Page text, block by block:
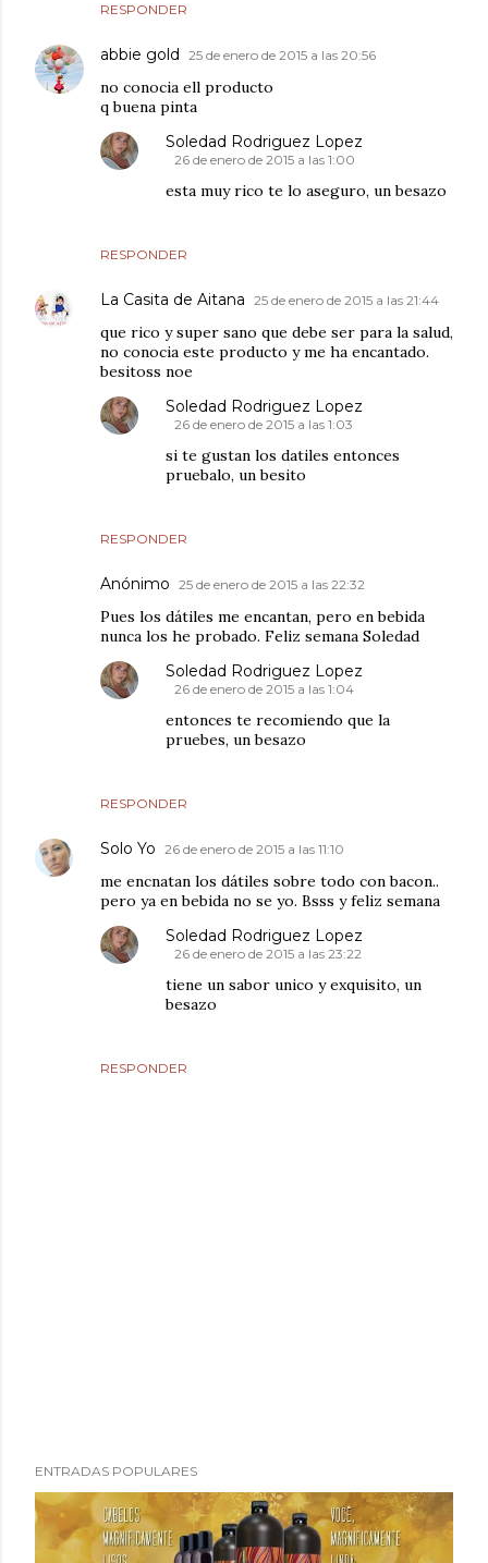
RESPONDER
abbie gold 25 de enero de 2015 a las 20:56
no conocia ell producto
q buena pinta
RESPONDER
Soledad Rodriguez Lopez
26 de enero de 2015 a las 1:00
esta muy rico te lo aseguro, un besazo
La Casita de Aitana 25 de enero de 2015 a las 21:44
que rico y super sano que debe ser para la salud,
no conocia este producto y me ha encantado.
besitoss noe
RESPONDER
Soledad Rodriguez Lopez
26 de enero de 2015 a las 1:03
si te gustan los datiles entonces
pruebalo, un besito
Anónimo 25 de enero de 2015 a las 22:32
Pues los dátiles me encantan, pero en bebida
nunca los he probado. Feliz semana Soledad
RESPONDER
Soledad Rodriguez Lopez
26 de enero de 2015 a las 1:04
entonces te recomiendo que la
pruebes, un besazo
Solo Yo 26 de enero de 2015 a las 11:10
me encnatan los dátiles sobre todo con bacon..
pero ya en bebida no se yo. Bsss y feliz semana
RESPONDER
Soledad Rodriguez Lopez
26 de enero de 2015 a las 23:22
tiene un sabor unico y exquisito, un
besazo
u
b
ENTRADAS POPULARES